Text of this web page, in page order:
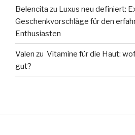
Belencita zu Luxus neu definiert:
Geschenkvorschläge für den
Enthusiasten
Valen zu Vitamine für die Haut:
gut?